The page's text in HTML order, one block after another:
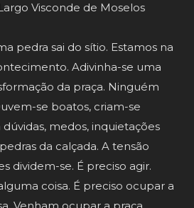
Visconde de Moselos
pedra sai do sítio. Estamos na
Adivinha-se uma
da praça. Ninguém
se boatos, criam-se
medos, inquietações
da calçada. A tensão
dividem-se. É preciso agir.
coisa. É preciso ocupar a